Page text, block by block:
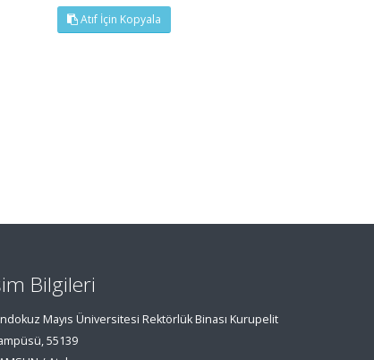
Atıf İçin Kopyala
Bilgileri
Mayıs Üniversitesi Rektörlük Binası Kurupelit
55139